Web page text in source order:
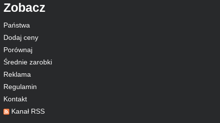
Zobacz
Państwa
Dodaj ceny
Porównaj
Średnie zarobki
Reklama
Regulamin
Kontakt
Kanał RSS